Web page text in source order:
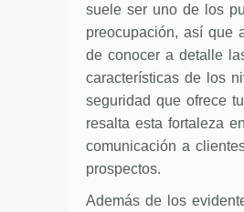
suele ser uno de los
preocupación, así que
de conocer a detalle
características de los
seguridad que ofrece
resalta esta fortaleza
comunicación a
prospectos.
Además de los